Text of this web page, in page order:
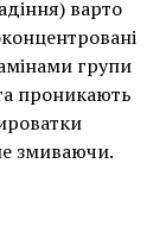
варто
групи
проникають
змиваючи.